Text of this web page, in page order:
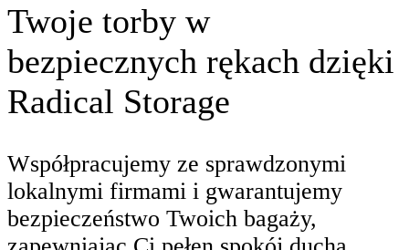
Twoje torby w
bezpiecznych rękach dzięki
Radical Storage
Współpracujemy ze sprawdzonymi
lokalnymi firmami i gwarantujemy
bezpieczeństwo Twoich bagaży,